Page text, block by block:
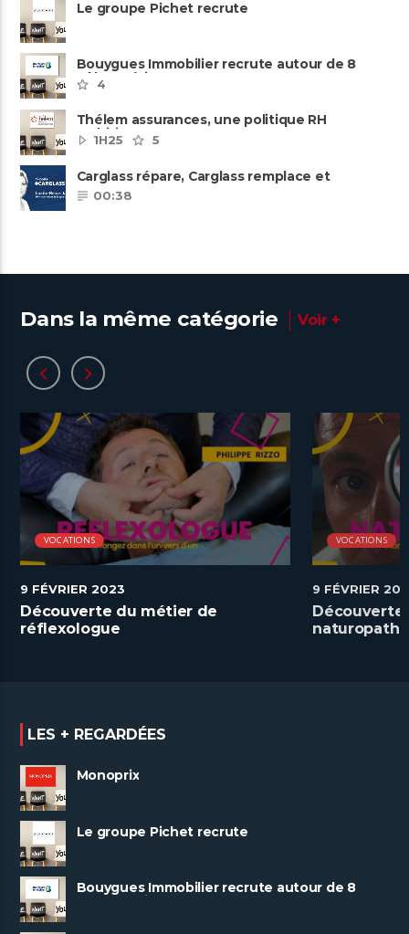
Le groupe Pichet recrute
Bouygues Immobilier recrute autour de 8
pôles métiers
4
Thélem assurances, une politique RH
ambitieuse
1H25 5
Carglass répare, Carglass remplace et
Carglass embauche également.
00:38
Dans la même catégorie Voir +
VOCATIONS
9 FÉVRIER 2023
Découverte du métier de
réflexologue
VOCATIONS
9 FÉVRIER
naturopathe
LES + REGARDÉES
Monoprix
Le groupe Pichet recrute
Bouygues Immobilier recrute autour de 8